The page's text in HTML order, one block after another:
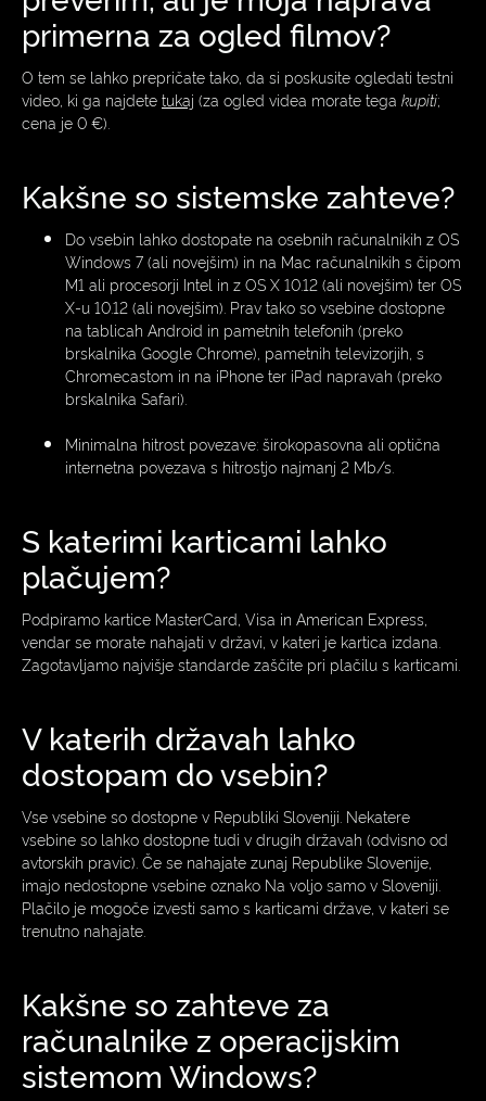
primerna za ogled filmov?
O tem se lahko prepričate tako, da si poskusite ogledati testni
video, ki ga najdete tukaj (za ogled videa morate tega kupiti;
cena je 0 €).
Kakšne so sistemske zahteve?
Do vsebin lahko dostopate na osebnih računalnikih z OS
Windows 7 (ali novejšim) in na Mac računalnikih s čipom
M1 ali procesorji Intel in z OS X 10.12 (ali novejšim) ter OS
X-u 10.12 (ali novejšim). Prav tako so vsebine dostopne
na tablicah Android in pametnih telefonih (preko
brskalnika Google Chrome), pametnih televizorjih, s
Chromecastom in na iPhone ter iPad napravah (preko
brskalnika Safari).
Minimalna hitrost povezave: širokopasovna ali optična
internetna povezava s hitrostjo najmanj 2 Mb/s.
S katerimi karticami lahko
plačujem?
Podpiramo kartice MasterCard, Visa in American Express,
vendar se morate nahajati v državi, v kateri je kartica izdana.
Zagotavljamo najvišje standarde zaščite pri plačilu s karticami.
V katerih državah lahko
dostopam do vsebin?
Vse vsebine so dostopne v Republiki Sloveniji. Nekatere
vsebine so lahko dostopne tudi v drugih državah (odvisno od
avtorskih pravic). Če se nahajate zunaj Republike Slovenije,
imajo nedostopne vsebine oznako Na voljo samo v Sloveniji.
Plačilo je mogoče izvesti samo s karticami države, v kateri se
trenutno nahajate.
Kakšne so zahteve za
računalnike z operacijskim
sistemom Windows?